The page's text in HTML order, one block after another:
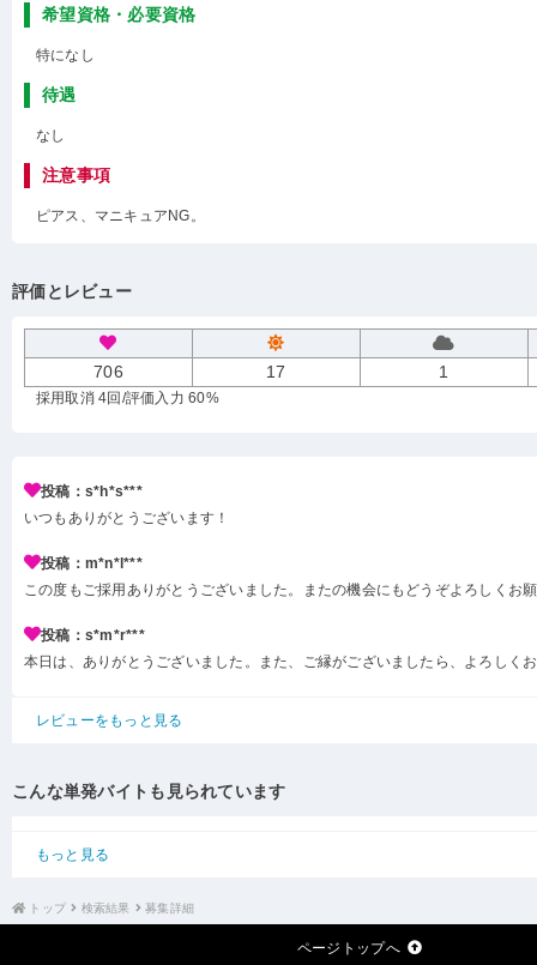
希望資格・必要資格
特になし
待遇
なし
注意事項
ピアス、マニキュアNG。
評価とレビュー
706 17 1
採用取消 4回 /評価入力 60%
投稿：s*h*s***
いつもありがとうございます！
投稿：m*n*l***
この度もご採用ありがとうございました。またの機会にもどうぞよろしくお
投稿：s*m*r***
本日は、ありがとうございました。また、ご縁がございましたら、よろしく
レビューをもっと見る
こんな単発バイトも見られています
もっと見る
トップ 検索結果 募集詳細
ページトップへ